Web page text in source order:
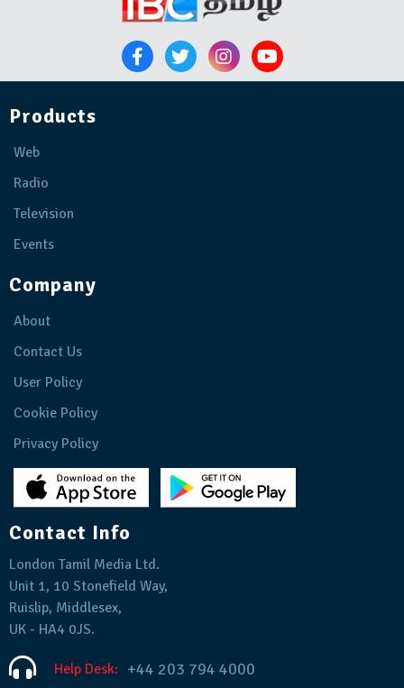
Products
Web
Radio
Television
Events
Company
About
Contact Us
User Policy
Cookie Policy
Privacy Policy
Contact Info
London Tamil Media Ltd.
Unit 1, 10 Stonefield Way,
Ruislip, Middlesex,
UK - HA4 0JS.
Help Desk: +44 203 794 4000